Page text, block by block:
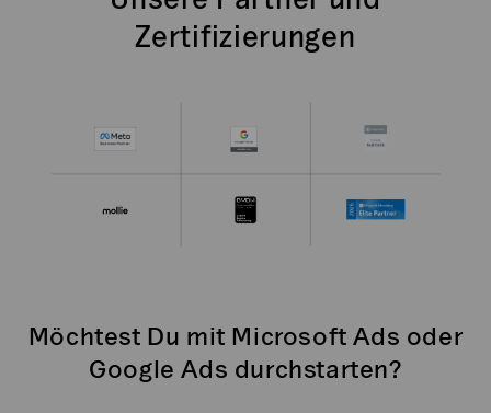
Zertifizierungen
Möchtest Du mit Microsoft Ads oder
Google Ads durchstarten?